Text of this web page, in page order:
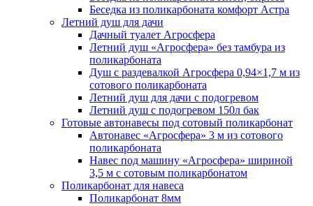
Беседка из поликарбоната комфорт Астра
Летний душ для дачи
Дачный туалет Агросфера
Летний душ «Агросфера» без тамбура из
поликарбоната
Душ с раздевалкой Агросфера 0,94×1,7 м из
сотового поликарбоната
Летний душ для дачи с подогревом
Летний душ с подогревом 150л бак
Готовые автонавесы под сотовый поликарбонат
Автонавес «Агросфера» 3 м из сотового
поликарбоната
Навес под машину «Агросфера» шириной
3,5 м с сотовым поликарбонатом
Поликарбонат для навеса
Поликарбонат 8мм